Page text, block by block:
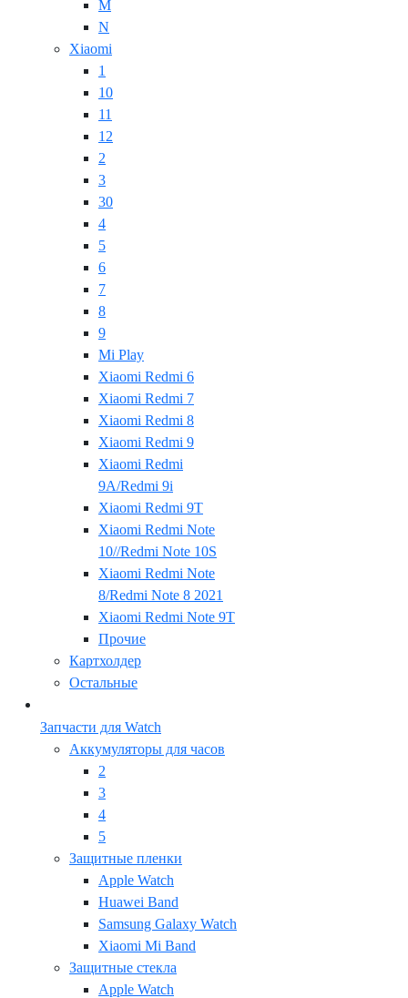
M
N
Xiaomi
1
10
11
12
2
3
30
4
5
6
7
8
9
Mi Play
Xiaomi Redmi 6
Xiaomi Redmi 7
Xiaomi Redmi 8
Xiaomi Redmi 9
Xiaomi Redmi
9A/Redmi 9i
Xiaomi Redmi 9T
Xiaomi Redmi Note
10//Redmi Note 10S
Xiaomi Redmi Note
8/Redmi Note 8 2021
Xiaomi Redmi Note 9T
Прочие
Картхолдер
Остальные
Запчасти для Watch
Аккумуляторы для часов
2
3
4
5
Защитные пленки
Apple Watch
Huawei Band
Samsung Galaxy Watch
Xiaomi Mi Band
Защитные стекла
Apple Watch